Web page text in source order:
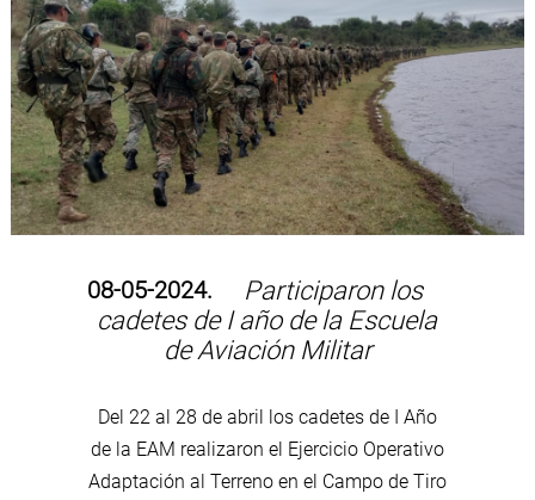
08-05-2024.
Participaron los
cadetes de I año de la Escuela
de Aviación Militar
Del 22 al 28 de abril los cadetes de I Año
de la EAM realizaron el Ejercicio Operativo
Adaptación al Terreno en el Campo de Tiro